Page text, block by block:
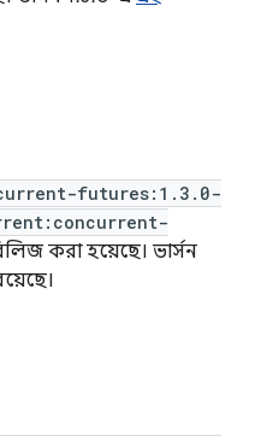
futures:1.3.0-
করা হয়েছে। ভার্সন